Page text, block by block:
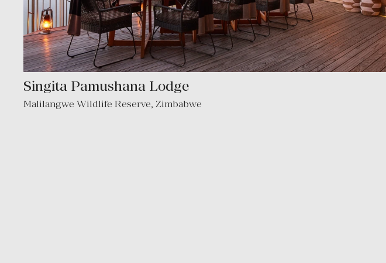
Singita Pamushana Lodge
Malilangwe Wildlife Reserve, Zimbabwe